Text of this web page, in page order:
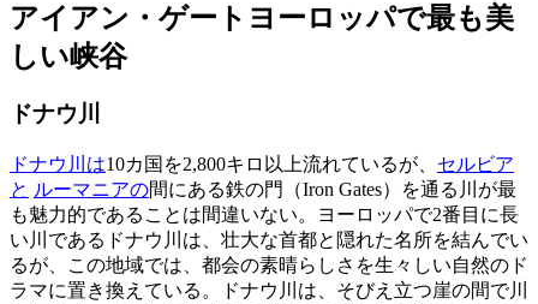
アイアン・ゲートヨーロッパで最も美
しい峡谷
ドナウ川
ドナウ川は10カ国を2,800キロ以上流れているが、 セルビア
と ルーマニアの間にある鉄の門（Iron Gates）を通る川が最
も魅力的であることは間違いない。ヨーロッパで2番目に長
い川であるドナウ川は、壮大な首都と隠れた名所を結んでい
るが、この地域では、都会の素晴らしさを生々しい自然のド
ラマに置き換えている。ドナウ川は、そびえ立つ崖の間で川